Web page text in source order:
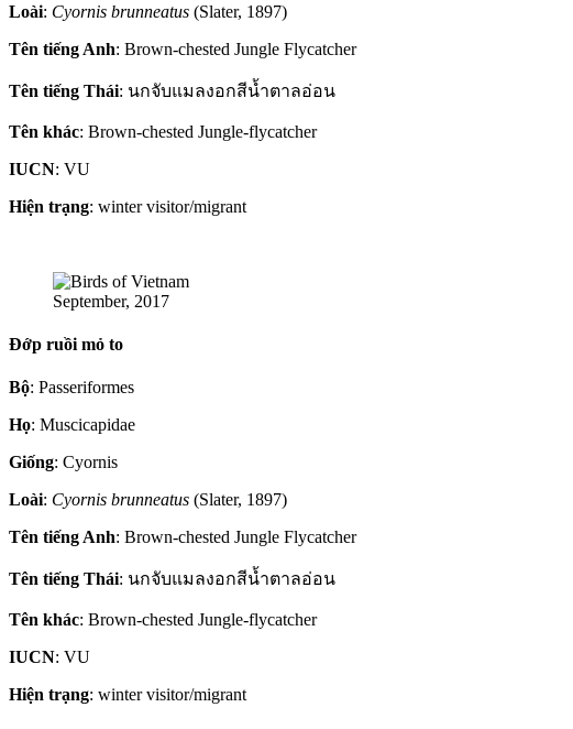
Loài: Cyornis brunneatus (Slater, 1897)
Tên tiếng Anh: Brown-chested Jungle Flycatcher
Tên tiếng Thái: นกจับแมลงอกสีน้ำตาลอ่อน
Tên khác: Brown-chested Jungle-flycatcher
IUCN: VU
Hiện trạng: winter visitor/migrant
September, 2017
Đớp ruồi mỏ to
Bộ: Passeriformes
Họ: Muscicapidae
Giống: Cyornis
Loài: Cyornis brunneatus (Slater, 1897)
Tên tiếng Anh: Brown-chested Jungle Flycatcher
Tên tiếng Thái: นกจับแมลงอกสีน้ำตาลอ่อน
Tên khác: Brown-chested Jungle-flycatcher
IUCN: VU
Hiện trạng: winter visitor/migrant